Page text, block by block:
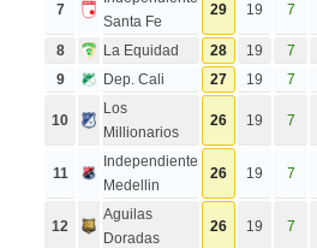
7
Santa Fe
29 19 7
8 La Equidad 28 19 7
9
Dep. Cali 27 19 7
10
Los
Millionarios
26 19 7
11
Independiente
Medellin
26 19 7
12
Aguilas
Doradas
26 19 7